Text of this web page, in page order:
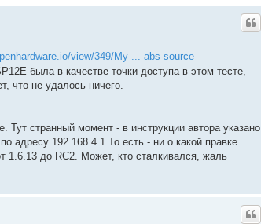
view/349/My ... abs-source
была в качестве точки доступа в этом тесте,
что не удалось ничего.
странный момент - в инструкции автора указано
адресу 192.168.4.1 То есть - ни о какой правке
1.6.13 до RC2. Может, кто сталкивался, жаль